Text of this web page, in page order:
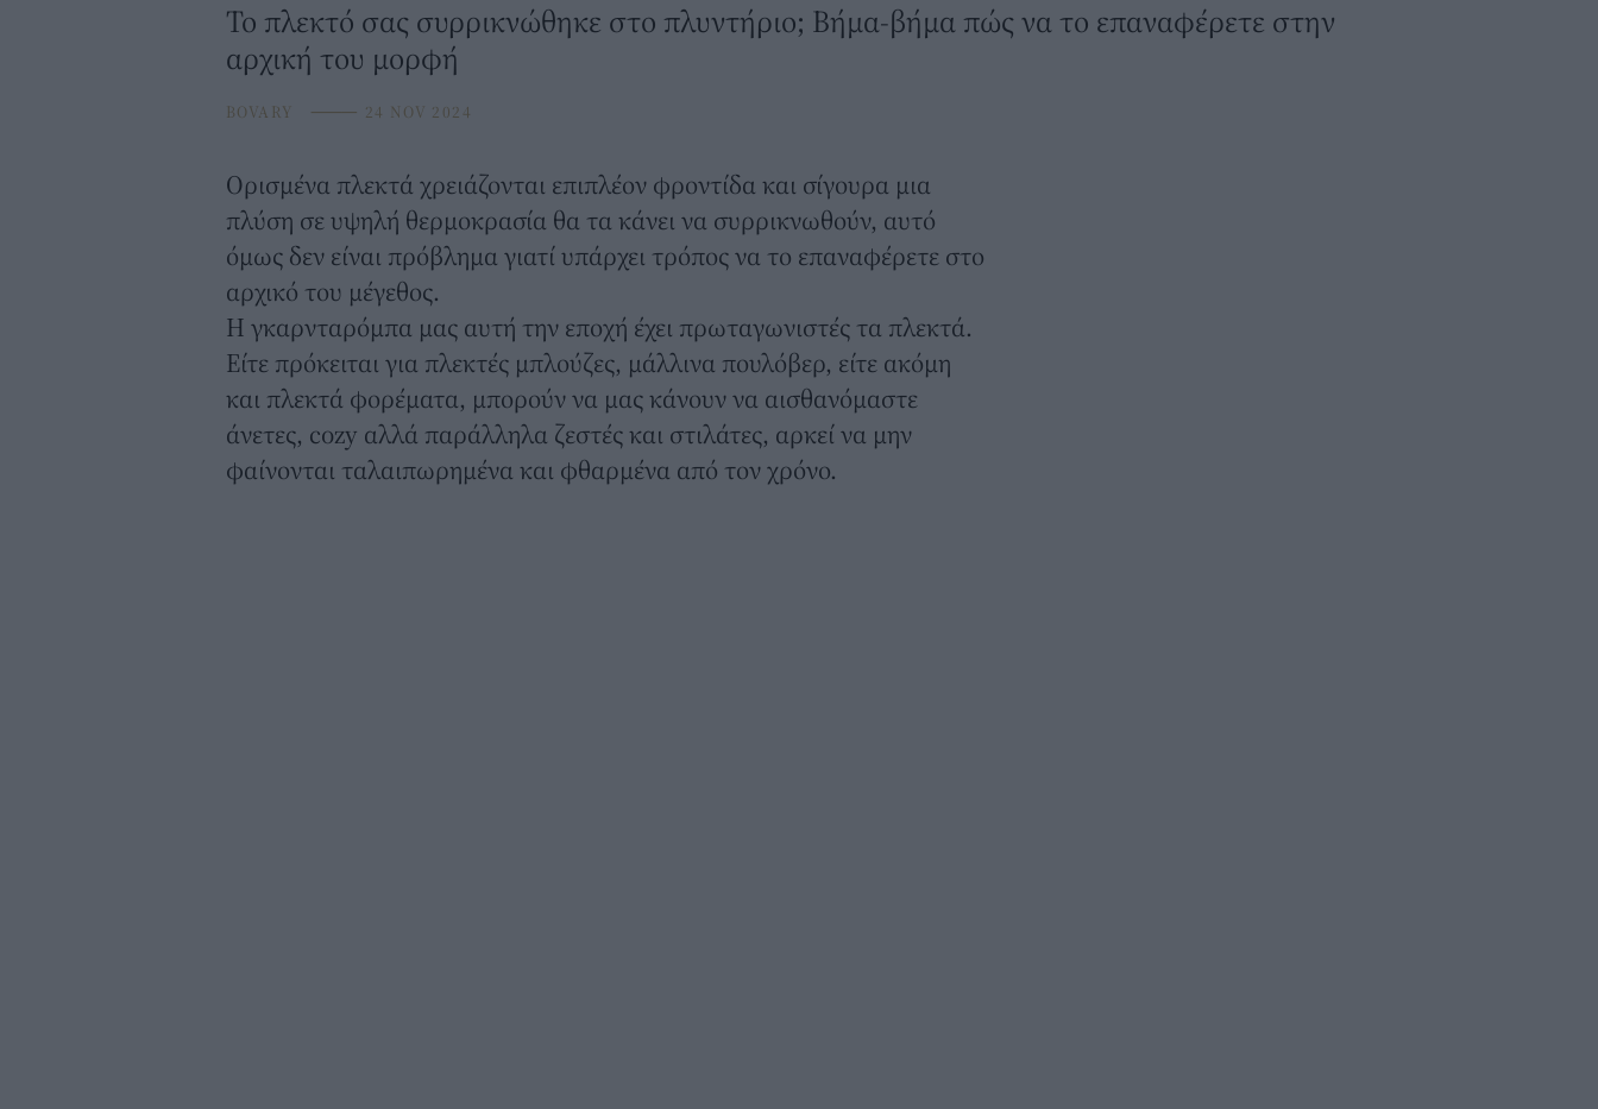
Το πλεκτό σας συρρικνώθηκε στο πλυντήριο; Βήμα-βήμα πώς να το επαναφέρετε στην
αρχική του μορφή
BOVARY ⸻ 24 NOV 2024
Ορισμένα πλεκτά χρειάζονται επιπλέον φροντίδα και σίγουρα μια
πλύση σε υψηλή θερμοκρασία θα τα κάνει να συρρικνωθούν, αυτό
όμως δεν είναι πρόβλημα γιατί υπάρχει τρόπος να το επαναφέρετε στο
αρχικό του μέγεθος.
Η γκαρνταρόμπα μας αυτή την εποχή έχει πρωταγωνιστές τα πλεκτά.
Είτε πρόκειται για πλεκτές μπλούζες, μάλλινα πουλόβερ, είτε ακόμη
και πλεκτά φορέματα, μπορούν να μας κάνουν να αισθανόμαστε
άνετες, cozy αλλά παράλληλα ζεστές και στιλάτες, αρκεί να μην
φαίνονται ταλαιπωρημένα και φθαρμένα από τον χρόνο.